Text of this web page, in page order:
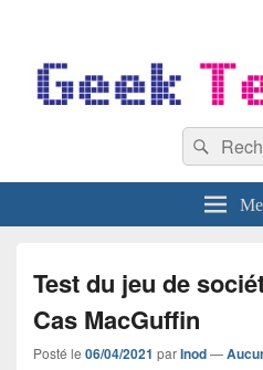
Test du jeu de
Cas MacGuffin
Posté le 06/04/2021 parInod—